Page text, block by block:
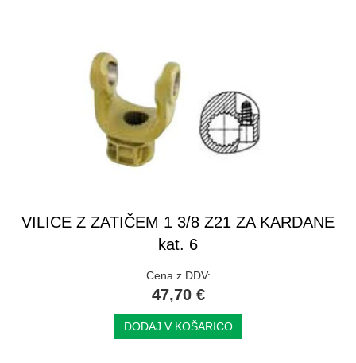
VILICE Z ZATIČEM 1 3/8 Z21 ZA KARDANE
kat. 6
Cena z DDV:
47,70 €
DODAJ V KOŠARICO